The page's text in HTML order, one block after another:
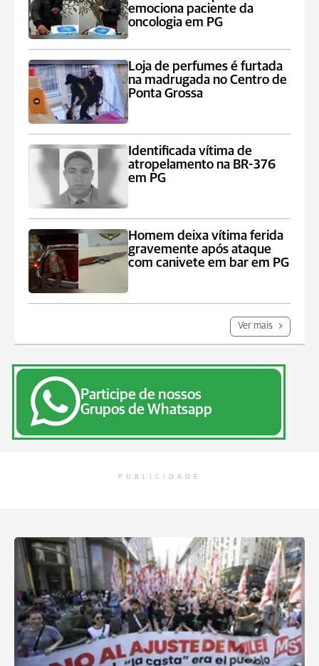
emociona paciente da
oncologia em PG
Loja de perfumes é furtada
na madrugada no Centro de
Ponta Grossa
Identificada vítima de
atropelamento na BR-376
em PG
Homem deixa vítima ferida
gravemente após ataque
com canivete em bar em PG
Ver mais
Participe de nossos
Grupos de Whatsapp
PUBLICIDADE